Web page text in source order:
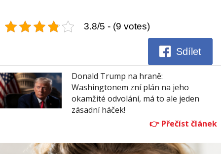
3.8/5 - (9 votes)
Sdílet
Donald Trump na hraně:
Washingtonem zní plán na jeho
okamžité odvolání, má to ale jeden
zásadní háček!